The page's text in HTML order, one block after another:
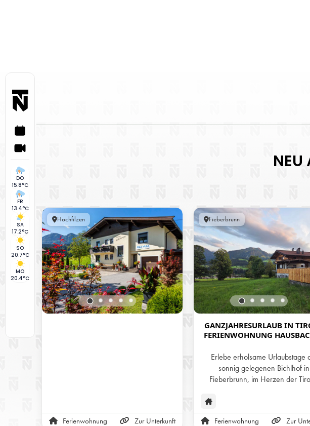
DO
15.8°C
FR
13.4°C
SA
17.2°C
SO
20.7°C
MO
20.4°C
NEU
Hochfilzen
Ferienwohnung Zur Unterkunft
Fieberbrunn
GANZJAHRESURLAUB IN
FERIENWOHNUNG
Erlebe erholsame Urlaubstage
sonnig gelegenen Bichlhof in
Fieberbrunn, im Herzen der
Ferienwohnungen bieten das
Jahr über den perfekten
ob im Sommer zum Wandern
Ferienwohnung Zur